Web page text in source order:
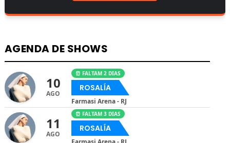
AGENDA DE SHOWS
10
AGO
⏰ FALTAM 2 DIAS
ROSALÍA
Farmasi Arena - RJ
11
AGO
⏰ FALTAM 3 DIAS
ROSALÍA